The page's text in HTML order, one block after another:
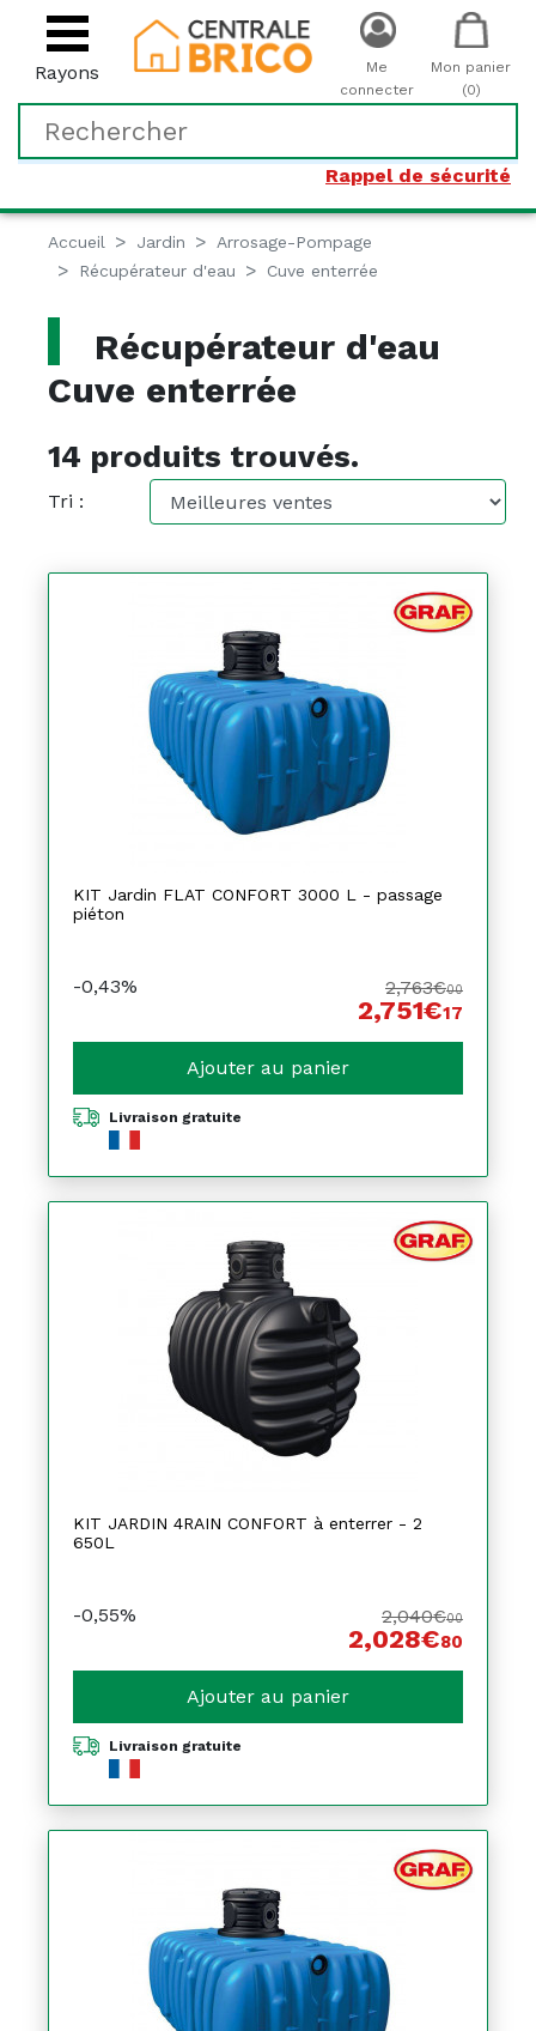
Rayons
Rappel de sécurité
Me
connecter
Mon panier
(0)
Accueil Jardin
Arrosage-Pompage
Récupérateur d'eau
Cuve enterrée
Récupérateur d'eau
Cuve enterrée
14 produits trouvés.
Tri :
KIT Jardin FLAT CONFORT 3000 L - passage
piéton
-0,43% 2,763€00
2,751€17
Ajouter au panier
Livraison gratuite
KIT JARDIN 4RAIN CONFORT à enterrer - 2
650L
-0,55% 2,040€00
2,028€80
Ajouter au panier
Livraison gratuite